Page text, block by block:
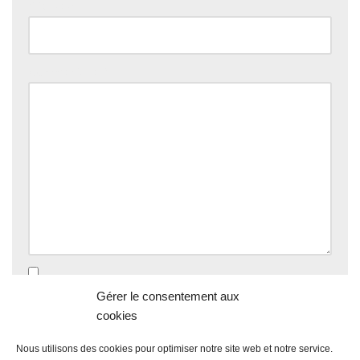
Gérer le consentement aux
cookies
Nous utilisons des cookies pour optimiser notre site web et notre service.
Enregistrer mon nom, mon e-mail et mon site dans le
navigateur pour mon prochain commentaire.